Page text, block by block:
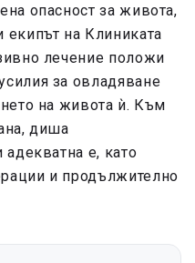
опасност за живота,
на Клиниката
лечение положи
за овладяване
на живота ѝ. Към
диша
адекватна е, като
и продължително